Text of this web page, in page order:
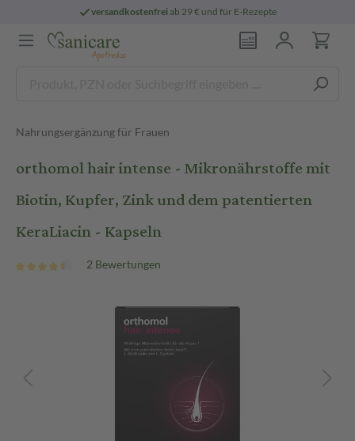
versandkostenfreiab 29 € und für E-Rezepte
Nahrungsergänzung für Frauen
orthomol hair intense - Mikronährstoffe mit
Biotin, Kupfer, Zink und dem patentierten
KeraLiacin - Kapseln
2 Bewertungen